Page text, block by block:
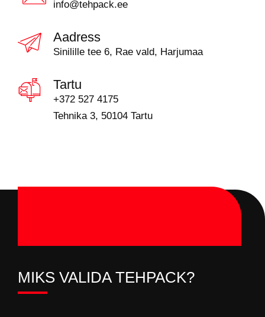
info@tehpack.ee
Aadress
Sinilille tee 6, Rae vald, Harjumaa
Tartu
+372 527 4175
Tehnika 3, 50104 Tartu
MIKS VALIDA TEHPACK?